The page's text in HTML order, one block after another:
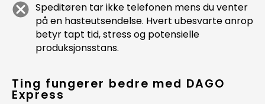
Speditøren tar ikke telefonen mens du venter
på en hasteutsendelse. Hvert ubesvarte anrop
betyr tapt tid, stress og potensielle
produksjonsstans.
Ting fungerer bedre med DAGO
Express